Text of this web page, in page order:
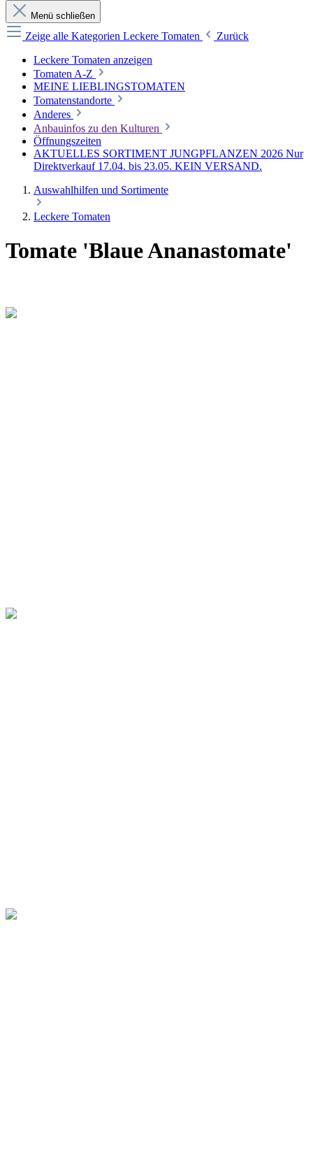
Menü schließen
Zeige alle Kategorien Leckere Tomaten
Zurück
Leckere Tomaten anzeigen
Tomaten A-Z
MEINE LIEBLINGSTOMATEN
Tomatenstandorte
Anderes
Anbauinfos zu den Kulturen
Öffnungszeiten
AKTUELLES SORTIMENT JUNGPFLANZEN 2026 Nur
Direktverkauf 17.04. bis 23.05. KEIN VERSAND.
Auswahlhilfen und Sortimente
Leckere Tomaten
Tomate 'Blaue Ananastomate'